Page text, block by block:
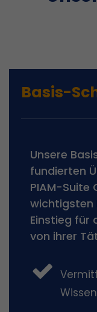
Basis-
Unsere
fundierten
PIAM-Suite
wichtigsten
Einstieg für
von ihrer